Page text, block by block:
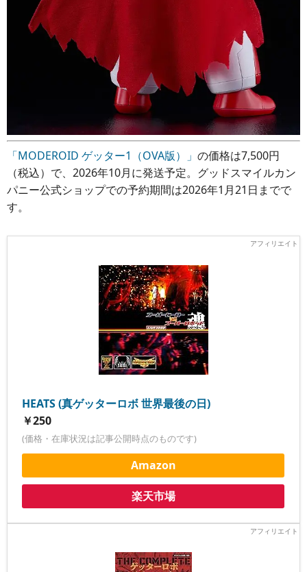
「MODEROID ゲッター1（OVA版）」 の価格は7,500円
（税込）で、2026年10月に発送予定。グッドスマイルカン
パニー公式ショップでの予約期間は2026年1月21日までで
す。
HEATS (真ゲッターロボ 世界最後の日)
￥250
(価格・在庫状況は記事公開時点のものです)
Amazon
楽天市場